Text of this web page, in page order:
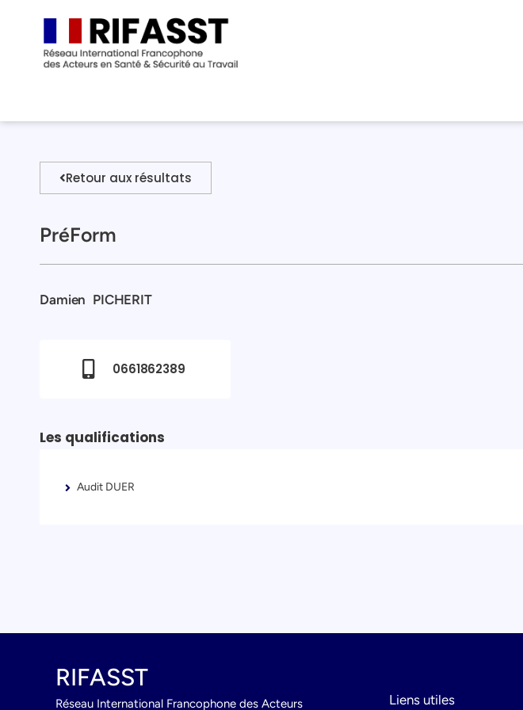
Retour aux résultats
PréForm
Damien PICHERIT
0661862389
Les qualifications
Audit DUER
RIFASST
Réseau International Francophone des Acteurs Liens utiles